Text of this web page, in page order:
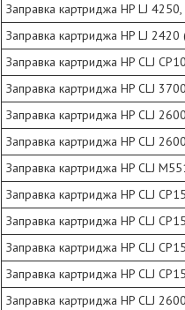
Заправка картриджа HP LJ
Заправка картриджа HP LJ 2420
Заправка картриджа HP CLJ
Заправка картриджа HP CLJ
Заправка картриджа HP CLJ
Заправка картриджа HP CLJ
Заправка картриджа HP CLJ
Заправка картриджа HP CLJ
Заправка картриджа HP CLJ
Заправка картриджа HP CLJ
Заправка картриджа HP CLJ
Заправка картриджа HP CLJ